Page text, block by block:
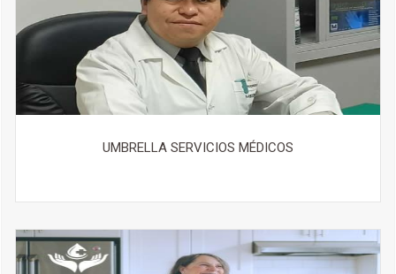
UMBRELLA SERVICIOS MÉDICOS